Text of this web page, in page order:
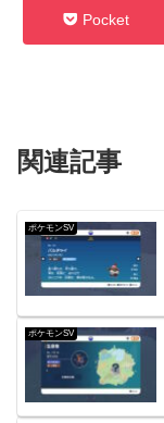
Pocket
関連記事
ポケモンSV
ポケモンSV